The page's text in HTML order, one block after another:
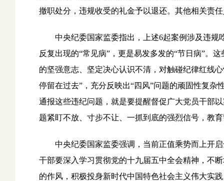
撤职处分，违规收受的礼金予以退还。其他相关责
中央纪委国家监委指出，上述6起案例涉及违规
反复出现的“常见病”，更是易发多发的“节日病”。
的坚强意志、坚定决心认识不清，对触碰纪律红线
停留在过去”，充分反映出“四风”问题的顽固性复杂
通报这些违纪问题，就是要提醒督促广大党员干部
题紧盯不放、寸步不让、一抓到底的强烈信号，教
中央纪委国家监委强调，当前正值乘势而上开启
干部要深入学习贯彻党的十九届五中全会精神，不
的作风，积极投身新时代中国特色社会主义伟大实